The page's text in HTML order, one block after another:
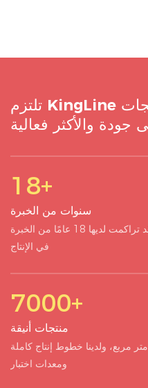
تلتزم KingLine بتصنيع المنتجات
18+
سنوات من الخبرة
تأسست الشركة في عام 2006 وقد تراكمت لديها 18 عامًا من الخبرة
في الإنتاج
7000+
منتجات أنيقة
تبلغ مساحة بناء مصنعنا 7000 متر مربع، ولدينا خطوط إنتاج كاملة
ومعدات اختبار